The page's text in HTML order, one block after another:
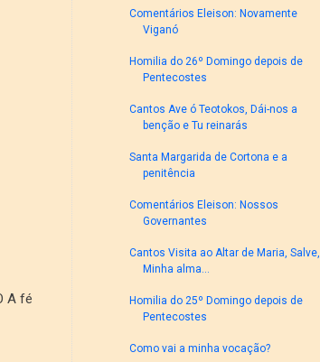
A fé
Comentários Eleison: Novamente
Viganó
Homilia do 26º Domingo depois de
Pentecostes
Cantos Ave ó Teotokos, Dái-nos a
benção e Tu reinarás
Santa Margarida de Cortona e a
penitência
Comentários Eleison: Nossos
Governantes
Cantos Visita ao Altar de Maria, Salve,
Minha alma...
Homilia do 25º Domingo depois de
Pentecostes
Como vai a minha vocação?